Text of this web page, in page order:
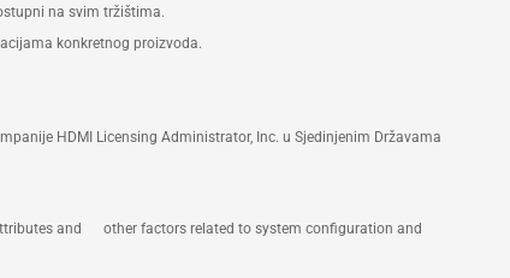
na svim tržištima.
konkretnog proizvoda.
HDMI Licensing Administrator, Inc. u Sjedinjenim Državama
and other factors related to system configuration and